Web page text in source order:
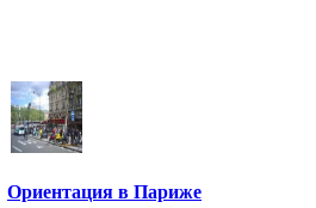
Ориентация в Париже